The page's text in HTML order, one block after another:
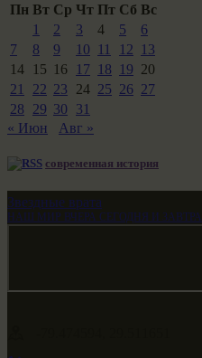
Пн Вт Ср Чт Пт Сб Вс
1
2 3 4 5
6
7
8 9 10 11 12
13
14
15 16 17 18 19 20
21
22 23 24 25 26 27
28
29 30
31
« Июн
Авг »
современная история
Звездные врата
НАШ МИР ВЧЕРА СЕГОДНЯ И ЗАВТРА